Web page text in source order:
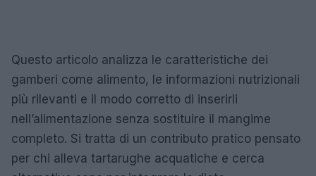
Questo articolo analizza le caratteristiche dei
gamberi come alimento, le informazioni nutrizionali
più rilevanti e il modo corretto di inserirli
nell’alimentazione senza sostituire il mangime
completo. Si tratta di un contributo pratico pensato
per chi alleva tartarughe acquatiche e cerca